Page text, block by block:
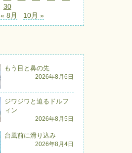
30
« 8月
10月 »
もう目と鼻の先
2026年8月6日
ジワジワと迫るドルフ
ィン
2026年8月5日
台風前に滑り込み
2026年8月4日